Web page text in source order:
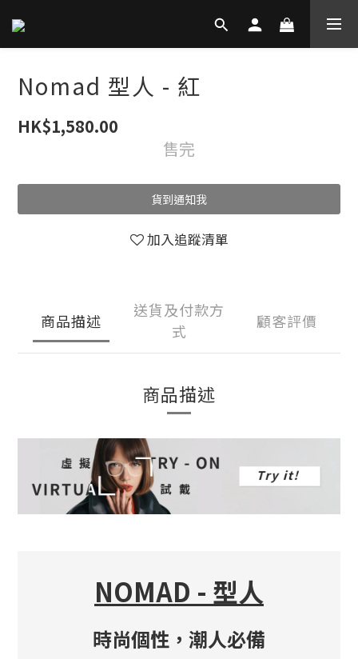
Nomad 型人 - 紅
HK$1,580.00
售完
貨到通知我
加入追蹤清單
商品描述
送貨及付款方
式
顧客評價
商品描述
NOMAD - 型人
時尚個性，潮人必備